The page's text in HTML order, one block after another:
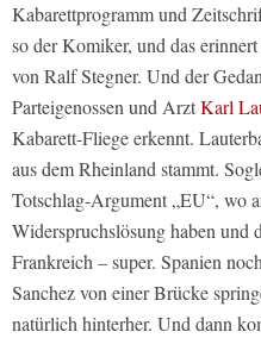
Kabarettprogramm und
so der Komiker, und das
von Ralf Stegner. Und der
Parteigenossen und ArztKarl
Kabarett-Fliege erkennt.
aus dem Rheinland stammt.
Totschlag-Argument „EU“, wo
Widerspruchslösung haben und
Frankreich – super. Spanien
Sanchez von einer Brücke
natürlich hinterher. Und dann